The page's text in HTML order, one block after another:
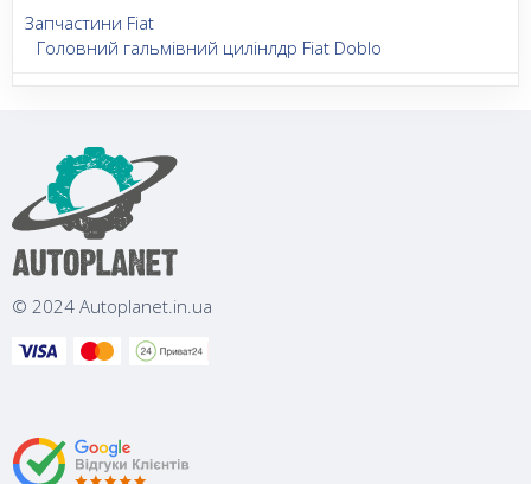
Запчастини Fiat
Головний гальмівний цилінлдр Fiat Doblo
© 2024 Autoplanet.in.ua